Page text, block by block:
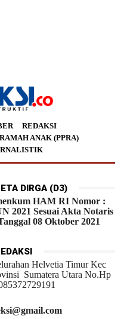
REDAKSI
ANAK (PPRA)
DIRGA (D3)
HAM RI Nomor :
2021 Sesuai Akta Notaris
08 Oktober 2021
Helvetia Timur Kec
Sumatera Utara No.Hp